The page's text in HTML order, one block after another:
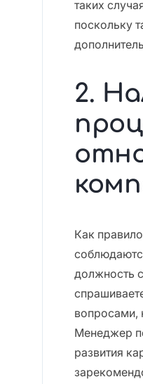
таких
поскольку
2.
Как
должность
вопросами,
Менеджер
развития